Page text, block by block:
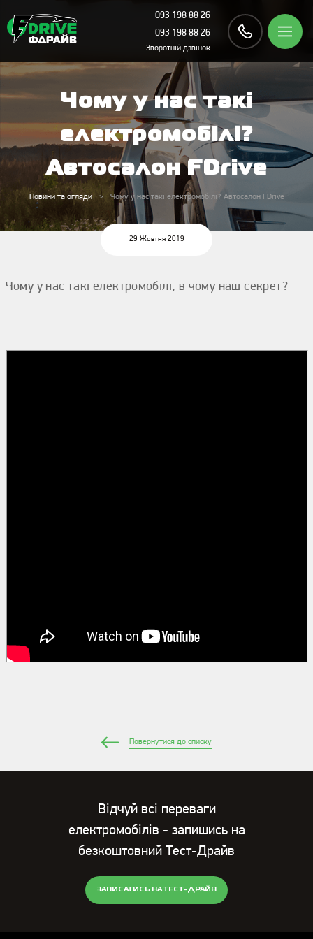
093 198 88 26
093 198 88 26
Зворотній дзвінок
Чому у нас такі
електромобілі?
Автосалон FDrive
Новини та огляди Чому у нас такі електромобілі? Автосалон FDrive
29 Жовтня 2019
Чому у нас такі електромобілі, в чому наш секрет?
Повернутися до списку
Відчуй всі переваги
електромобілів - запишись на
безкоштовний Тест-Драйв
ЗАПИСАТИСЬ НА ТЕСТ-ДРАЙВ